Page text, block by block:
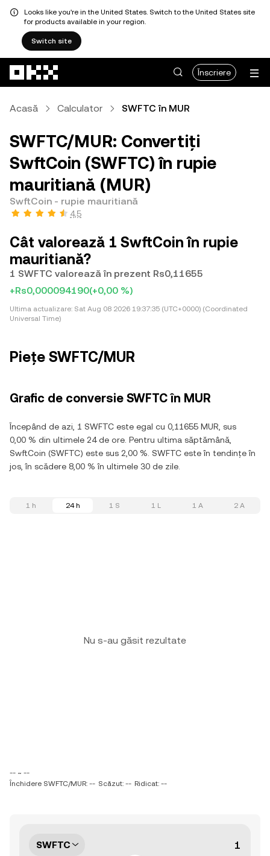
Looks like you're in the United States. Switch to the United States site
for products available in your region.
Switch site
Înscriere
Acasă Calculator SWFTC în MUR
SWFTC/MUR: Convertiți
SwftCoin (SWFTC) în rupie
mauritiană (MUR)
SwftCoin - rupie mauritiană
4,5
Cât valorează 1 SwftCoin în rupie
mauritiană?
1 SWFTC valorează în prezent Rs0,11655
+Rs0,000094190(+0,00 %)
Ultima actualizare: Sat Aug 08 2026 19:37:35 (UTC+0000) (Coordinated
Universal Time)
Piețe SWFTC/MUR
Grafic de conversie SWFTC în MUR
Începând de azi, 1 SWFTC este egal cu 0,11655 MUR, sus
0,00 % din ultimele 24 de ore. Pentru ultima săptămână,
SwftCoin (SWFTC) este sus 2,00 %. SWFTC este în tendințe în
jos, în scădere 8,00 % în ultimele 30 de zile.
1 h 24 h 1 S 1 L 1 A 2 A
Nu s-au găsit rezultate
-- ~ --
Închidere SWFTC/MUR: -- Scăzut: -- Ridicat: --
SWFTC